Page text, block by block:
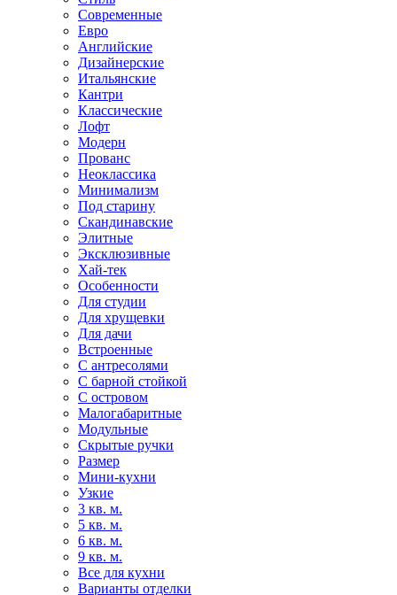
Современные
Евро
Английские
Дизайнерские
Итальянские
Кантри
Классические
Лофт
Модерн
Прованс
Неоклассика
Минимализм
Под старину
Скандинавские
Элитные
Эксклюзивные
Хай-тек
Особенности
Для студии
Для хрущевки
Для дачи
Встроенные
С антресолями
С барной стойкой
С островом
Малогабаритные
Модульные
Скрытые ручки
Размер
Мини-кухни
Узкие
3 кв. м.
5 кв. м.
6 кв. м.
9 кв. м.
Все для кухни
Варианты отделки